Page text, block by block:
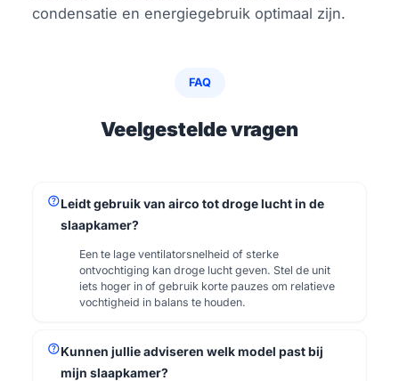
condensatie en energiegebruik optimaal zijn.
FAQ
Veelgestelde vragen
helpLeidt gebruik van airco tot droge lucht in de
slaapkamer?
Een te lage ventilatorsnelheid of sterke
ontvochtiging kan droge lucht geven. Stel de unit
iets hoger in of gebruik korte pauzes om relatieve
vochtigheid in balans te houden.
helpKunnen jullie adviseren welk model past bij
mijn slaapkamer?